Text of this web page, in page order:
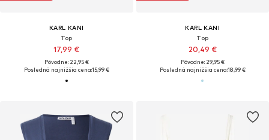
KARL KANI
Top
17,99 €
Pôvodne: 22,95 €
Posledná najnižšia cena:15,99 €
KARL KANI
Top
20,49 €
Pôvodne: 29,95 €
Posledná najnižšia cena:18,99 €